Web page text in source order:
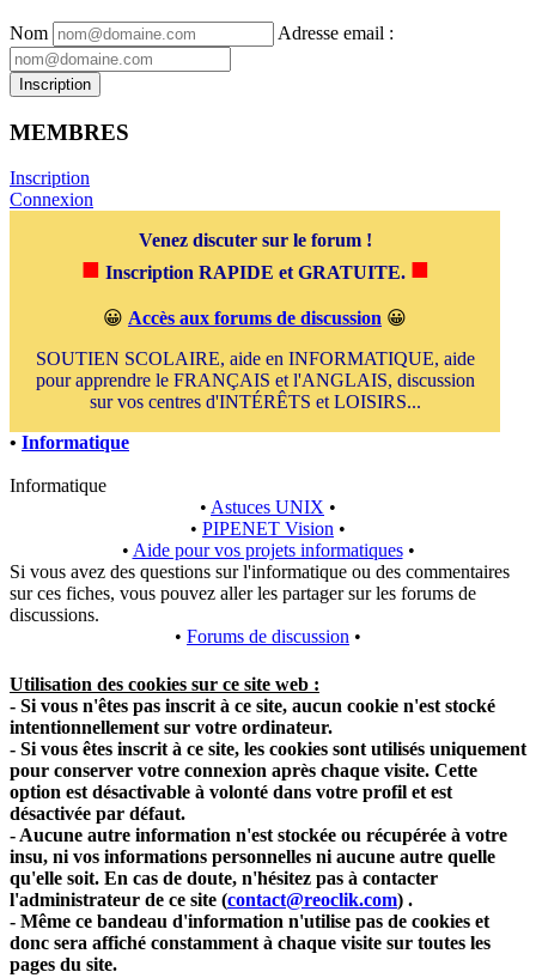
Nom Adresse email :
Inscription
MEMBRES
Inscription
Connexion
Venez discuter sur le forum !
■ Inscription RAPIDE et GRATUITE. ■
😀 Accès aux forums de discussion 😀
SOUTIEN SCOLAIRE, aide en INFORMATIQUE, aide
pour apprendre le FRANÇAIS et l'ANGLAIS, discussion
sur vos centres d'INTÉRÊTS et LOISIRS...
• Informatique
Informatique
• Astuces UNIX •
• PIPENET Vision •
• Aide pour vos projets informatiques•
Si vous avez des questions sur l'informatique ou des commentaires
sur ces fiches, vous pouvez aller les partager sur les forums de
discussions.
• Forums de discussion •
Utilisation des cookies sur ce site web :
- Si vous n'êtes pas inscrit à ce site, aucun cookie n'est stocké
intentionnellement sur votre ordinateur.
- Si vous êtes inscrit à ce site, les cookies sont utilisés uniquement
pour conserver votre connexion après chaque visite. Cette
option est désactivable à volonté dans votre profil et est
désactivée par défaut.
- Aucune autre information n'est stockée ou récupérée à votre
insu, ni vos informations personnelles ni aucune autre quelle
qu'elle soit. En cas de doute, n'hésitez pas à contacter
l'administrateur de ce site (contact@reoclik.com) .
- Même ce bandeau d'information n'utilise pas de cookies et
donc sera affiché constamment à chaque visite sur toutes les
pages du site.